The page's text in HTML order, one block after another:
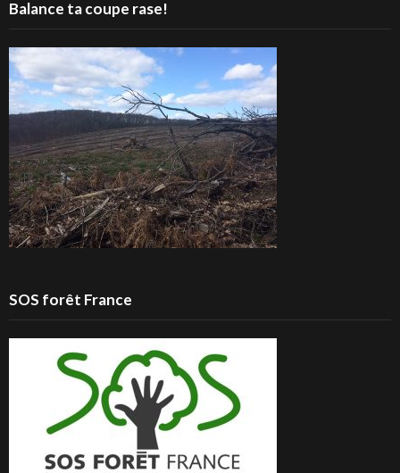
Balance ta coupe rase!
SOS forêt France